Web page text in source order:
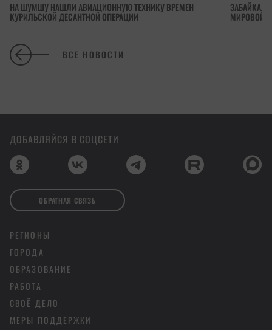
НА ШУМШУ НАШЛИ АВИАЦИОННУЮ ТЕХНИКУ ВРЕМЕН
КУРИЛЬСКОЙ ДЕСАНТНОЙ ОПЕРАЦИИ МИРОВОЙ
ВСЕ НОВОСТИ
РЕГИОНЫ
ГОРОДА
ОБРАЗОВАНИЕ
РАБОТА
СВОЁ ДЕЛО
МЕРЫ ПОДДЕРЖКИ
ДОБАВЛЯЙСЯ В СОЦСЕТИ
ОБРАТНАЯ СВЯЗЬ